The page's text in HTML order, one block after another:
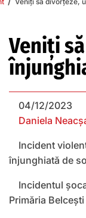
Veniți
04/12/2023
Daniela
Incident
înjunghiată de
Incidentul
Primăria